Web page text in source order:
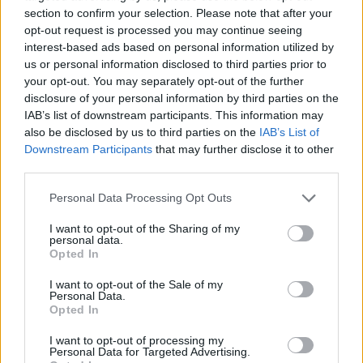
section to confirm your selection. Please note that after your
opt-out request is processed you may continue seeing
interest-based ads based on personal information utilized by
us or personal information disclosed to third parties prior to
your opt-out. You may separately opt-out of the further
disclosure of your personal information by third parties on the
IAB’s list of downstream participants. This information may
also be disclosed by us to third parties on the IAB’s List of
Downstream Participants that may further disclose it to other
Please note that this website/app uses one or more Google
not limited to your visit or usage behaviour. You may click to
grant or deny consent to Google and its third-party tags to
use your data for below specified purposes in below Google
consent section.
Personal Data Processing Opt Outs
I want to opt-out of the Sharing of my
personal data.
Opted In
I want to opt-out of the Sale of my
Personal Data.
Opted In
I want to opt-out of processing my
Personal Data for Targeted Advertising.
Didier François azt is mondta, Najim
Laachraoui volt az egyik fogvatartójuk.
Laachraoui a két terrorista egyike volt, akik
2016 márciusában felrobbantották magukat
a brüsszeli nemzetközi repülőtéren.
Nemmouche tehát tagad, az ügyész